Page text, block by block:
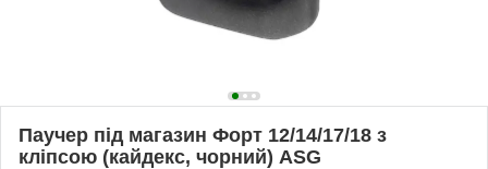
Паучер під магазин Форт 12/14/17/18 з
кліпсою (кайдекс, чорний) ASG